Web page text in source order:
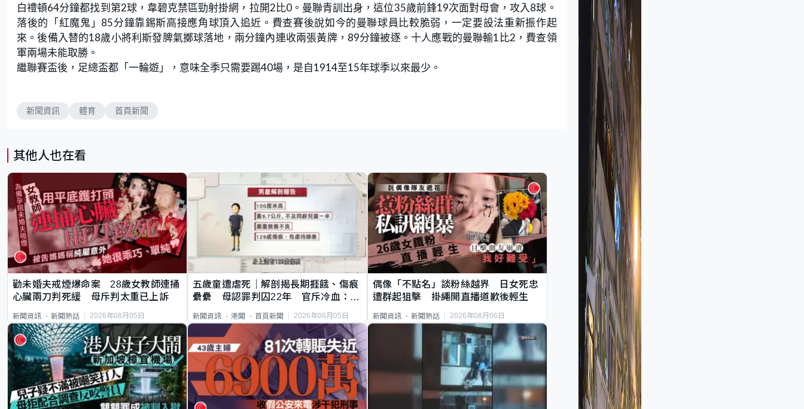
白禮頓64分鐘都找到第2球，韋碧克禁區勁射掛網，拉開2比0。曼聯青訓出身，這位35歲前鋒19次面對母會，攻入8球。
落後的「紅魔鬼」85分鐘靠錫斯高接應角球頂入追近。費查賽後說如今的曼聯球員比較脆弱，一定要設法重新振作起
來。後備入替的18歲小將利斯發脾氣擲球落地，兩分鐘內連收兩張黃牌，89分鐘被逐。十人應戰的曼聯輸1比2，費查領
軍兩場未能取勝。
繼聯賽盃後，足總盃都「一輪遊」，意味全季只需要踢40場，是自1914至15年球季以來最少。
新聞資訊 體育 首頁新聞
其他人也在看
勸未婚夫戒煙爆命案 28歲女教師連捅
心臟兩刀判死緩 母斥判太重已上訴
新聞資訊 新聞熱話 2026年08月05日
五歲童遭虐死｜解剖揭長期捱餓、傷痕
纍纍 母認罪判囚22年 官斥冷血：同
新聞資訊 港聞 首頁新聞 2026年08月05日
偶像「不點名」談粉絲越界 日女死忠
遭群起狙擊 掛繩開直播道歉後輕生
新聞資訊 新聞熱話 2026年08月06日